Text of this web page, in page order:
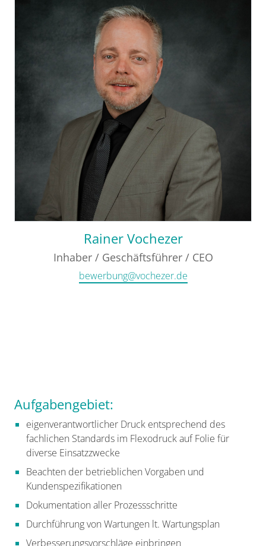
Rainer Vochezer
Inhaber / Geschäftsführer / CEO
bewerbung@vochezer.de
Aufgabengebiet:
eigenverantwortlicher Druck entsprechend des
fachlichen Standards im Flexodruck auf Folie für
diverse Einsatzzwecke
Beachten der betrieblichen Vorgaben und
Kundenspezifikationen
Dokumentation aller Prozessschritte
Durchführung von Wartungen lt. Wartungsplan
Verbesserungsvorschläge einbringen